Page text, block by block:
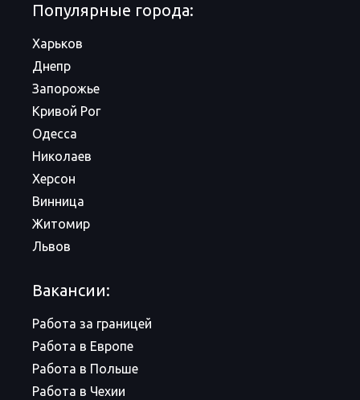
Популярные города:
Харьков
Днепр
Запорожье
Кривой Рог
Одесса
Николаев
Херсон
Винница
Житомир
Львов
Вакансии:
Работа за границей
Работа в Европе
Работа в Польше
Работа в Чехии